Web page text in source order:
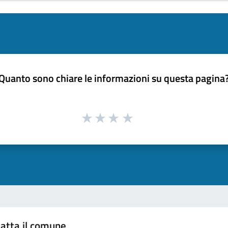
sono chiare le informazioni su questa